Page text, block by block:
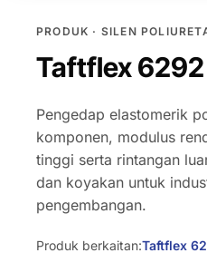
→
BINA & FABRIKASI
→
Cari
PRODUK · SILEN
Taftflex 6292
Pengedap elastomerik
komponen, modulus
tinggi serta rintangan
dan koyakan untuk
pengembangan.
Produk berkaitan:Taftflex